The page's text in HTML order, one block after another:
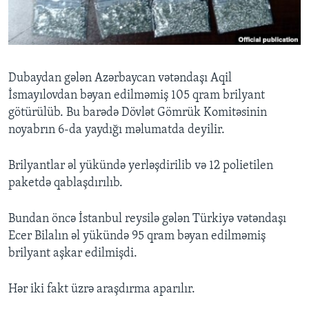
BIZI IZLƏYIN
Dillər
Dubaydan gələn Azərbaycan vətəndaşı Aqil
İsmayılovdan bəyan edilməmiş 105 qram brilyant
götürülüb. Bu barədə Dövlət Gömrük Komitəsinin
noyabrın 6-da yaydığı məlumatda deyilir.
Brilyantlar əl yükündə yerləşdirilib və 12 polietilen
paketdə qablaşdırılıb.
Bundan öncə İstanbul reysilə gələn Türkiyə vətəndaşı
Ecer Bilalın əl yükündə 95 qram bəyan edilməmiş
brilyant aşkar edilmişdi.
Hər iki fakt üzrə araşdırma aparılır.